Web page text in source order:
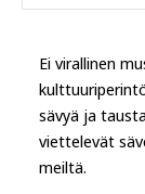
Ei virallinen
sävyä ja
viettelevät
meiltä.